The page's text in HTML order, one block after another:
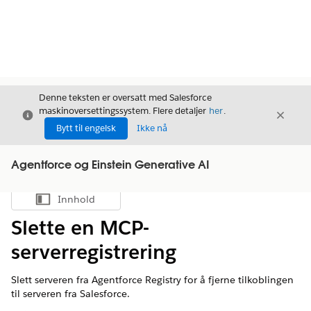
Avslutt
Denne teksten er oversatt med Salesforce
maskinoversettingssystem. Flere detaljer her.
Bytt til engelsk
Ikke nå
Avslutt
Agentforce og Einstein Generative AI
Vis innholdsfortegnelse
Innhold
Slette en MCP-
serverregistrering
Slett serveren fra Agentforce Registry for å fjerne tilkoblingen
til serveren fra Salesforce.